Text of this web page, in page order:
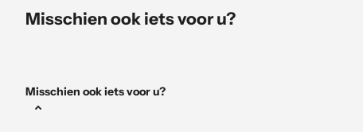
Luchtzuiverend en sterk: Verbeter de luchtkwaliteit met
Geef jouw interieur een krachtige, tijdloze touch met de Black
Misschien ook iets voor u?
Misschien ook iets voor u?